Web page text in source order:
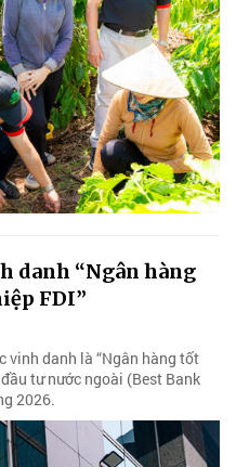
danh “Ngân hàng
FDI”
vinh danh là “Ngân hàng tốt
tư nước ngoài (Best Bank
2026.